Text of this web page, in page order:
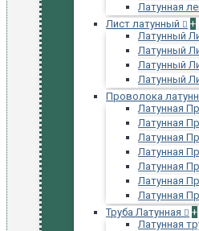
Латунная
Лист латунный
+
Латунный
Латунный
Латунный
Латунный
Проволока
Латунная
Латунная
Латунная
Латунная
Латунная
Латунная
Латунная
Труба Латунная
+
Латунная